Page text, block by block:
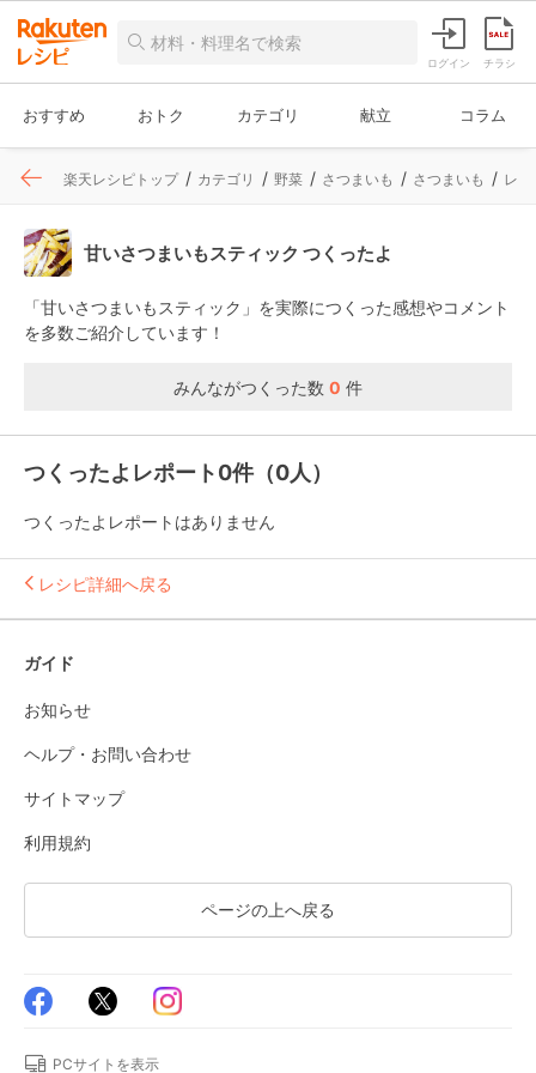
ログイン チラシ
おすすめ おトク カテゴリ 献立 コラム
楽天レシピトップ カテゴリ 野菜 さつまいも さつまいも レ
甘いさつまいもスティック つくったよ
「甘いさつまいもスティック」を実際につくった感想やコメント
を多数ご紹介しています！
みんながつくった数 0 件
つくったよレポート0件（0人）
つくったよレポートはありません
レシピ詳細へ戻る
ガイド
お知らせ
ヘルプ・お問い合わせ
サイトマップ
利用規約
ページの上へ戻る
PCサイトを表示